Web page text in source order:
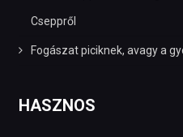
Cseppről
Fogászat piciknek, avagy a
HASZNOS